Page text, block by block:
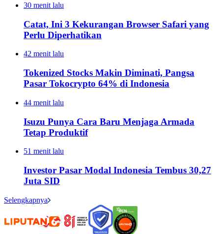
30 menit lalu
Catat, Ini 3 Kekurangan Browser Safari yang
Perlu Diperhatikan
42 menit lalu
Tokenized Stocks Makin Diminati, Pangsa
Pasar Tokocrypto 64% di Indonesia
44 menit lalu
Isuzu Punya Cara Baru Menjaga Armada
Tetap Produktif
51 menit lalu
Investor Pasar Modal Indonesia Tembus 30,27
Juta SID
Selengkapnya